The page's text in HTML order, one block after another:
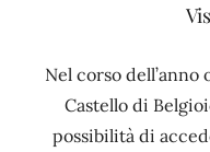
Nel corso
Castello di
possibilità di